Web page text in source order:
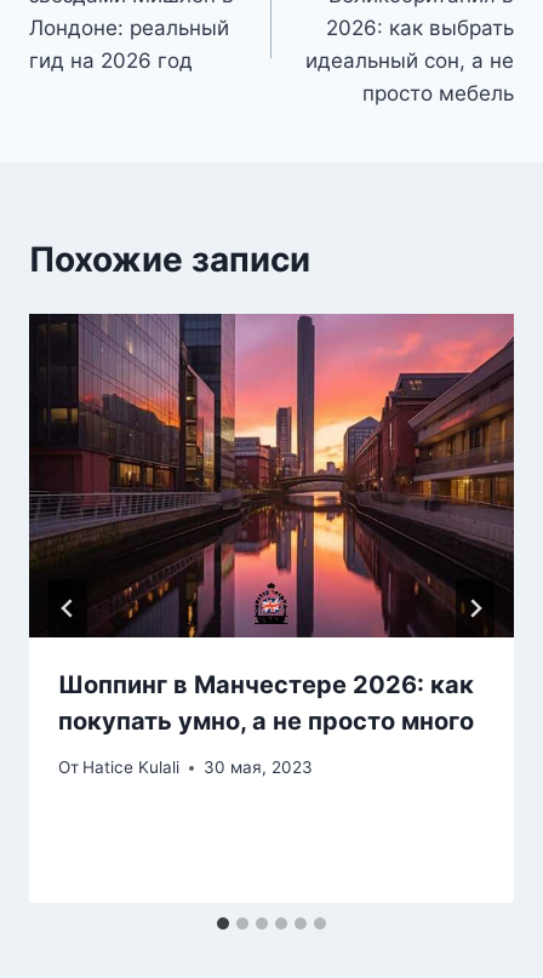
записям
Лондоне: реальный
гид на 2026 год
2026: как выбрать
идеальный сон, а не
просто мебель
Похожие записи
Шоппинг в Манчестере 2026: как
покупать умно, а не просто много
От Hatice Kulali 30 мая, 2023